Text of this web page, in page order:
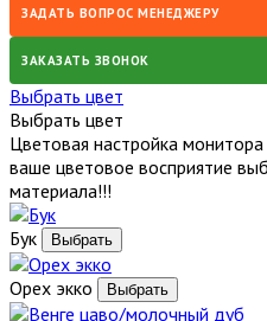
ЗАДАТЬ ВОПРОС МЕНЕДЖЕРУ
ЗАКАЗАТЬ ЗВОНОК
Выбрать цвет
Выбрать цвет
Цветовая настройка
ваше цветовое восприятие
материала!!!
Бук
Орех экко